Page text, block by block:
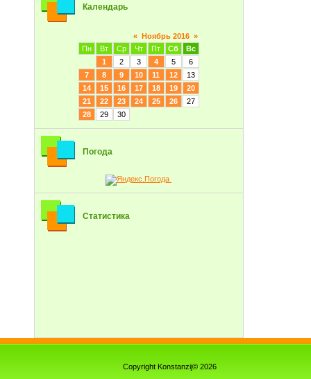
Календарь
« Ноябрь 2016 »
Пн
Вт Ср Чт Пт Сб
Вс
1
2 3 4 5
6
7
8 9 10 11 12
13
14
15 16 17 18 19
20
21
22 23 24 25 26
27
28
29 30
Погода
Статистика
Copyright Konstanzij© 2026